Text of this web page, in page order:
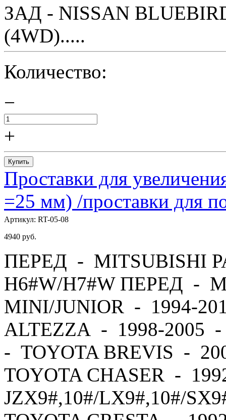
ЗАД - NISSAN
(4WD).....
Количество:
−
+
Купить
Проставки для
=25 мм) /проставки для
Артикул: RT-05-08
4940 руб.
ПЕРЕД - MITSUBISHI
H6#W/H7#W ПЕРЕД -
MINI/JUNIOR - 1994-
ALTEZZA - 1998-2005
- TOYOTA BREVIS -
TOYOTA CHASER -
JZX9#,10#/LX9#,10#/